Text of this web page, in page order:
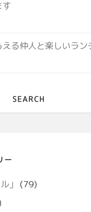
る仲人と楽しいラン
SEARCH
ー
」 (79)